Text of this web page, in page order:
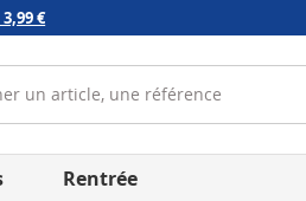
€
Rentrée